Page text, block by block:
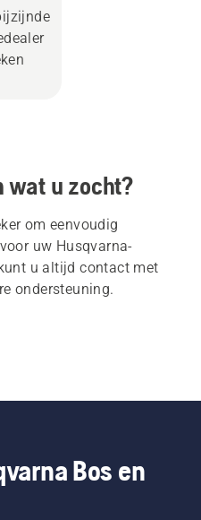
wat u zocht?
om eenvoudig
uw Husqvarna-
u altijd contact met
ondersteuning.
Bos en